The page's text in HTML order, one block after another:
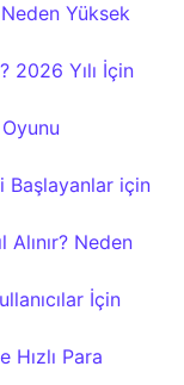
Yüksek
2026 Yılı İçin
Başlayanlar için
Neden
İçin
Para